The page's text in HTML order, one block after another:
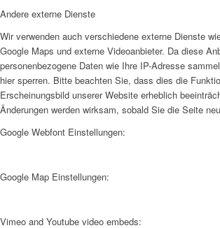
Andere externe Dienste
Wir verwenden auch verschiedene externe Dienste
Google Maps und externe Videoanbieter. Da diese
personenbezogene Daten wie Ihre IP-Adresse
hier sperren. Bitte beachten Sie, dass dies die
Erscheinungsbild unserer Website erheblich
Änderungen werden wirksam, sobald Sie die Seite
Google Webfont Einstellungen:
Google Map Einstellungen:
Vimeo and Youtube video embeds: